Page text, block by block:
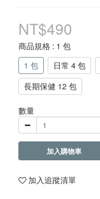
NT$490
商品規格 : 1 包
1 包
日常 4 包
長期保健 12 包
數量
加入購物車
加入追蹤清單